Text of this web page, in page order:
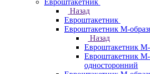
Назад
Евроштакетник
Евроштакетник М-
Назад
Евроштакетник
Евроштакетник
односторонний